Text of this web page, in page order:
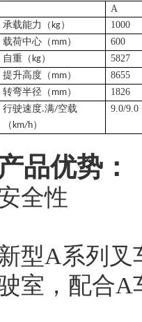
A
承载能力（kg）
1000
载荷中心（ mm）
600
自重（kg）
5827
提升高度（ mm）
8655
转弯半径（ mm）
1826
行驶速度.满/空载
（km/h）
9.0/9.0
产品优势：
全性
型A系列叉
室，配合A